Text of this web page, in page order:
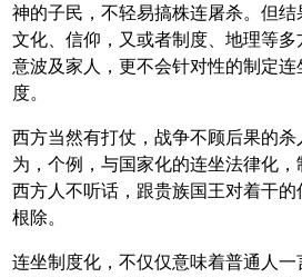
神的子民，不轻易搞株连屠杀。但
文化、信仰，又或者制度、地理等
意波及家人，更不会针对性的制定连
度。
西方当然有打仗，战争不顾后果的
为，个例，与国家化的连坐法律化
西方人不听话，跟贵族国王对着干
根除。
连坐制度化，不仅仅意味着普通人一